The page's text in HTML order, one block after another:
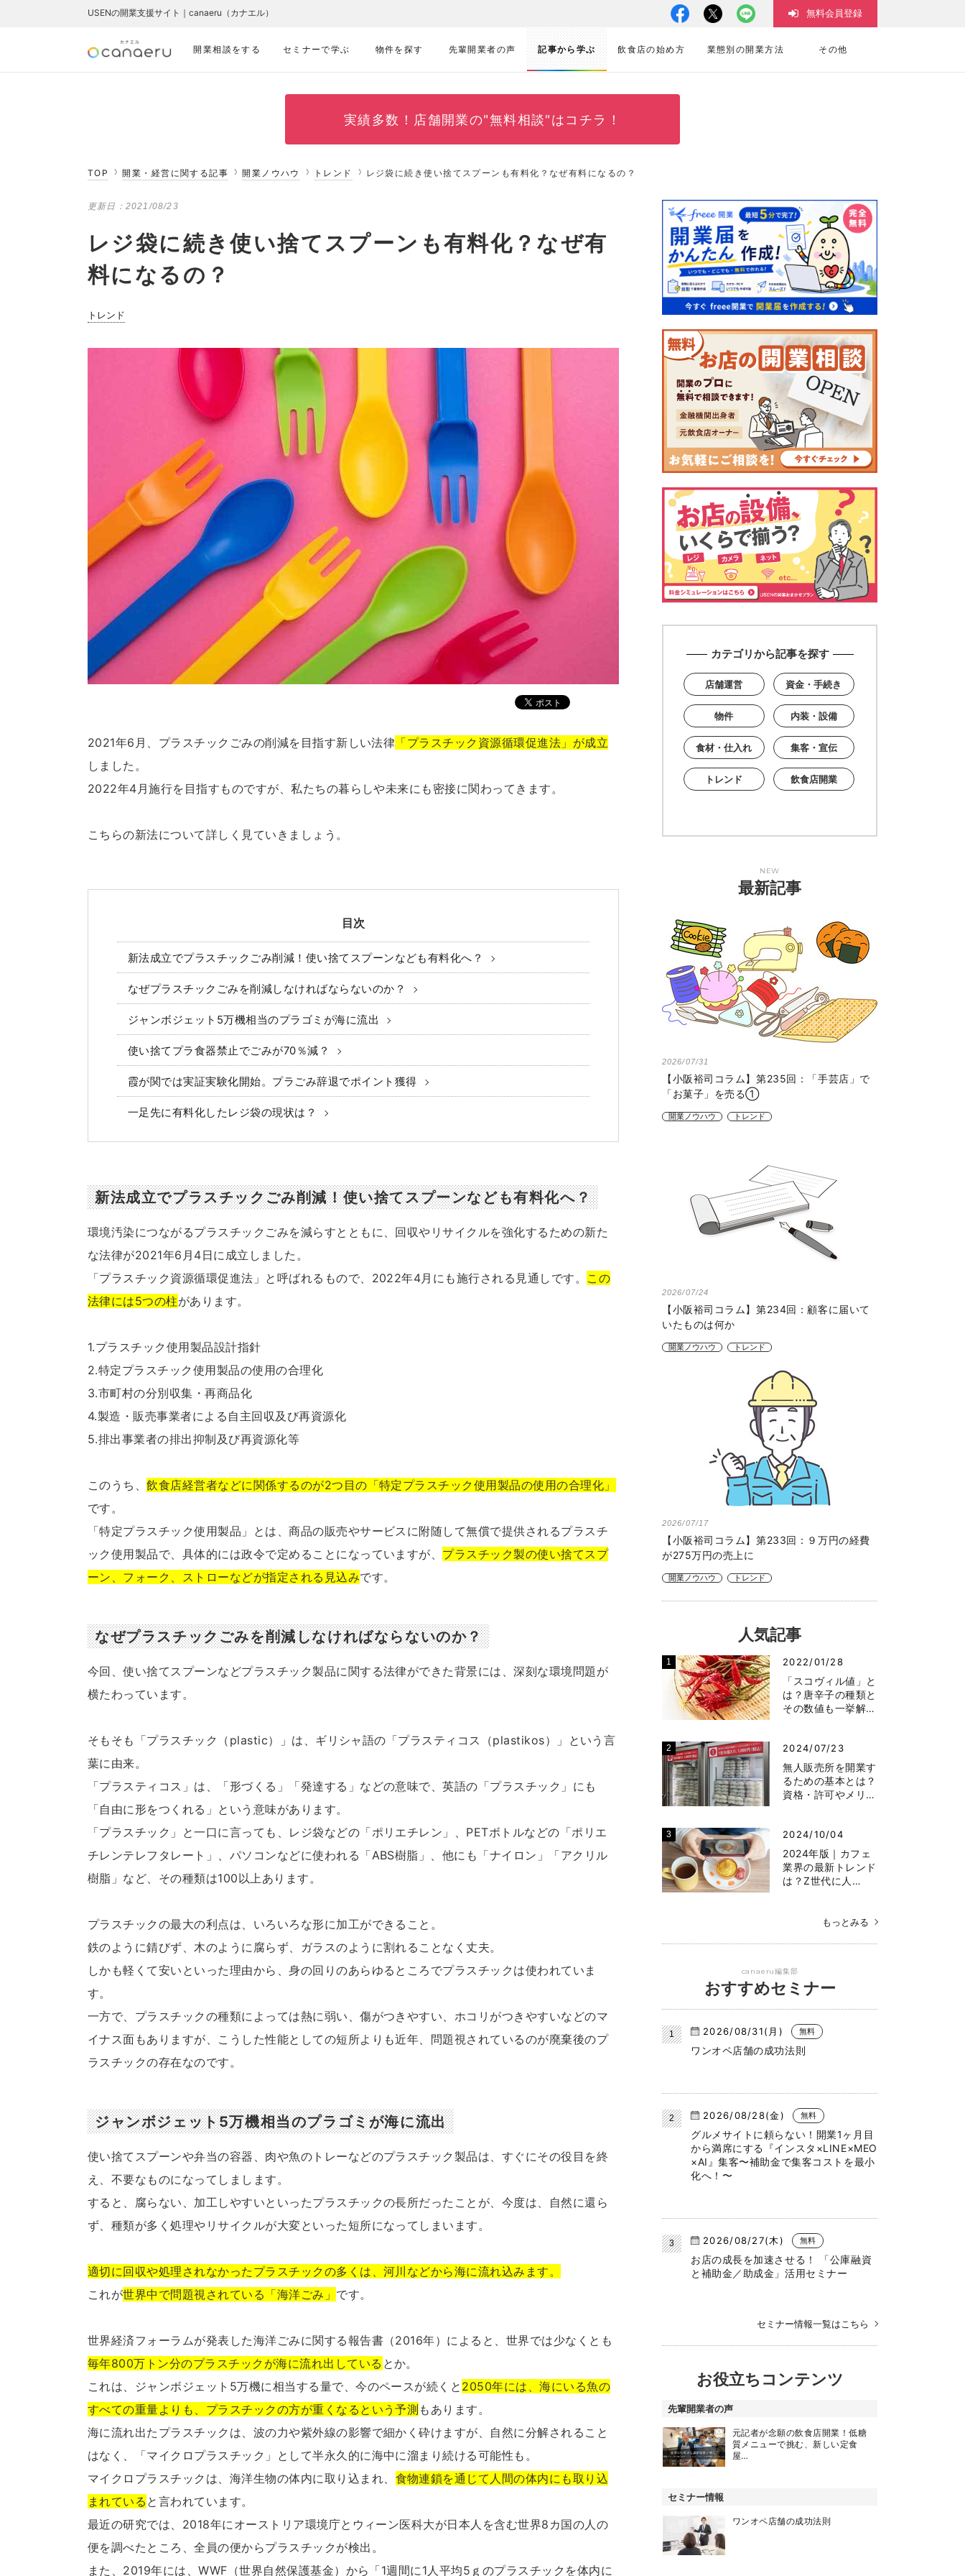
開業相談をする セミナーで学ぶ 物件を探す 先輩開業者の声 記事から学ぶ 飲食店の始め方 業態別の開業方法 その他
USENの開業支援サイト｜canaeru（カナエル） 無料会員登録
実績多数！ 店舗開業の"無料相談"はコチラ！
TOP 開業・経営に関する記事 開業ノウハウ トレンド レジ袋に続き使い捨てスプーンも有料化？なぜ有料になるの？
更新日： 2021/08/23
レジ袋に続き使い捨てスプーンも有料化？なぜ有
料になるの？
トレンド
2021年6月、プラスチックごみの削減を目指す新しい法律 「プラスチック資源循環促進法」が成立
しました。
2022年4月施行を目指すものですが、私たちの暮らしや未来にも密接に関わってきます。
こちらの新法について詳しく見ていきましょう。
目次
新法成立でプラスチックごみ削減！使い捨てスプーンなども有料化へ？
なぜプラスチックごみを削減しなければならないのか？
ジャンボジェット5万機相当のプラゴミが海に流出
使い捨てプラ食器禁止でごみが70％減？
霞が関では実証実験化開始。プラごみ辞退でポイント獲得
一足先に有料化したレジ袋の現状は？
新法成立でプラスチックごみ削減！使い捨てスプーンなども有料化へ？
環境汚染につながるプラスチックごみを減らすとともに、回収やリサイクルを強化するための新た
な法律が2021年6月4日に成立しました。
「プラスチック資源循環促進法」と呼ばれるもので、2022年4月にも施行される見通しです。 この
法律には5つの柱があります。
1.プラスチック使用製品設計指針
2.特定プラスチック使用製品の使用の合理化
3.市町村の分別収集・再商品化
4.製造・販売事業者による自主回収及び再資源化
5.排出事業者の排出抑制及び再資源化等
このうち、飲食店経営者などに関係するのが2つ目の「特定プラスチック使用製品の使用の合理化」
です。
「特定プラスチック使用製品」とは、商品の販売やサービスに附随して無償で提供されるプラスチ
ック使用製品で、具体的には政令で定めることになっていますが、 プラスチック製の使い捨てスプ
ーン、フォーク、ストローなどが指定される見込みです。
なぜプラスチックごみを削減しなければならないのか？
今回、使い捨てスプーンなどプラスチック製品に関する法律ができた背景には、深刻な環境問題が
横たわっています。
そもそも「プラスチック（plastic）」は、ギリシャ語の「プラスティコス（plastikos）」という言
葉に由来。
「プラスティコス」は、「形づくる」「発達する」などの意味で、英語の「プラスチック」にも
「自由に形をつくれる」という意味があります。
「プラスチック」と一口に言っても、レジ袋などの「ポリエチレン」、PETボトルなどの「ポリエ
チレンテレフタレート」、パソコンなどに使われる「ABS樹脂」、他にも「ナイロン」「アクリル
樹脂」など、その種類は100以上あります。
プラスチックの最大の利点は、いろいろな形に加工ができること。
鉄のように錆びず、木のように腐らず、ガラスのように割れることなく丈夫。
しかも軽くて安いといった理由から、身の回りのあらゆるところでプラスチックは使われていま
す。
一方で、プラスチックの種類によっては熱に弱い、傷がつきやすい、ホコリがつきやすいなどのマ
イナス面もありますが、こうした性能としての短所よりも近年、問題視されているのが廃棄後のプ
ラスチックの存在なのです。
ジャンボジェット5万機相当のプラゴミが海に流出
使い捨てスプーンや弁当の容器、肉や魚のトレーなどのプラスチック製品は、すぐにその役目を終
え、不要なものになってしまします。
すると、腐らない、加工しやすいといったプラスチックの長所だったことが、今度は、自然に還ら
ず、種類が多く処理やリサイクルが大変といった短所になってしまいます。
適切に回収や処理されなかったプラスチックの多くは、河川などから海に流れ込みます。
これが世界中で問題視されている「海洋ごみ」 です。
世界経済フォーラムが発表した海洋ごみに関する報告書（2016年）によると、世界では少なくとも
毎年800万トン分のプラスチックが海に流れ出している とか。
これは、ジャンボジェット5万機に相当する量で、今のペースが続くと 2050年には、海にいる魚の
すべての重量よりも、プラスチックの方が重くなるという予測 もあります。
海に流れ出たプラスチックは、波の力や紫外線の影響で細かく砕けますが、自然に分解されること
はなく、「マイクロプラスチック」として半永久的に海中に溜まり続ける可能性も。
マイクロプラスチックは、海洋生物の体内に取り込まれ、 食物連鎖を通じて人間の体内にも取り込
まれている と言われています。
最近の研究では、2018年にオーストリア環境庁とウィーン医科大が日本人を含む世界8カ国の人の
便を調べたところ、全員の便からプラスチックが検出。
また、2019年には、WWF（世界自然保護基金）から「1週間に1人平均5ｇのプラスチックを体内に
カテゴリから記事を探す
店舗運営 資金・手続き
物件 内装・設備
食材・仕入れ 集客・宣伝
トレンド 飲食店開業
NEW
最新記事
2026/07/31
【小阪裕司コラム】第235回：「手芸店」で
「お菓子」を売る①
開業ノウハウ トレンド
2026/07/24
【小阪裕司コラム】第234回：顧客に届いて
いたものは何か
開業ノウハウ トレンド
2026/07/17
【小阪裕司コラム】第233回：９万円の経費
が275万円の売上に
開業ノウハウ トレンド
人気記事
2022/01/28
「スコヴィル値」と
は？唐辛子の種類と
その数値も一挙解…
2024/07/23
無人販売所を開業す
るための基本とは？
資格・許可やメリ…
2024/10/04
2024年版｜カフェ
業界の最新トレンド
は？Z世代に人…
もっとみる
canaeru編集部
おすすめセミナー
2026/08/31(月) 無料
ワンオペ店舗の成功法則
2026/08/28(金) 無料
グルメサイトに頼らない！開業1ヶ月目
から満席にする『インスタ×LINE×MEO
×AI』集客〜補助金で集客コストを最小
化へ！〜
2026/08/27(木) 無料
お店の成長を加速させる！ 「公庫融資
と補助金／助成金」活用セミナー
セミナー情報一覧はこちら
お役立ちコンテンツ
先輩開業者の声
元記者が念願の飲食店開業！低糖
質メニューで挑む、新しい定食
屋…
セミナー情報
ワンオペ店舗の成功法則